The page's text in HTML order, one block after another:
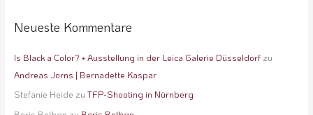
Neueste Kommentare
Is Black a Color? • Ausstellung in der Leica Galerie Düsseldorfzu
Andreas Jorns | Bernadette Kaspar
Stefanie Heide zu TFP-Shooting in Nürnberg